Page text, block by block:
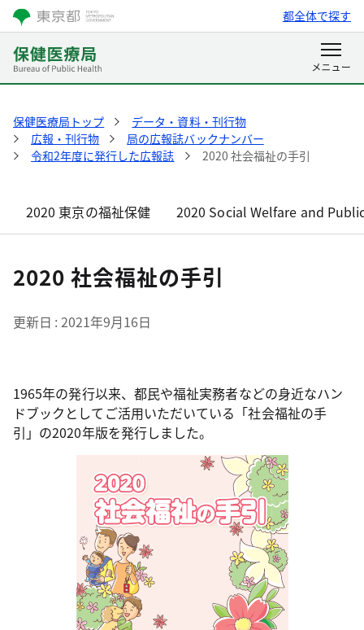
都全体で探す
保健医療局トップ
データ・資料・刊行物
広報・刊行物
局の広報誌バックナンバー
令和2年度に発行した広報誌
2020 社会福祉の手引
2020 東京の福祉保健 2020 Social Welfare and
2020 社会福祉の手引
更新日 2021年9月16日
1965年の発行以来、都民や福祉実務者などの身近なハン
ドブックとしてご活用いただいている「社会福祉の手
引」の2020年版を発行しました。